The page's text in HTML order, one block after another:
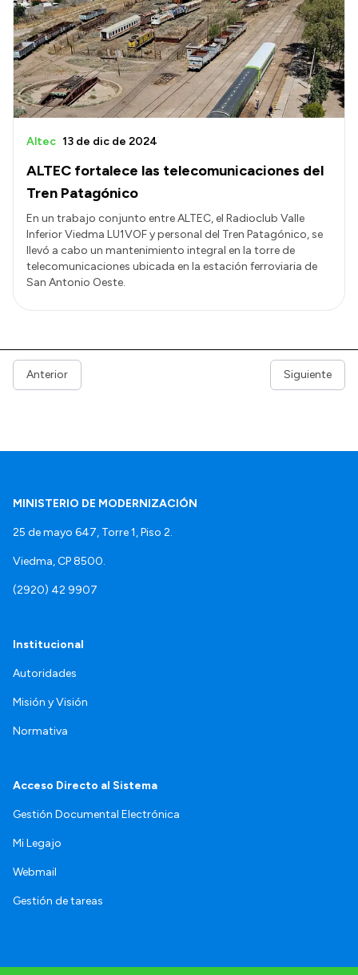
ALTEC fortalece las telecomunicaciones del
Tren Patagónico
Altec 13 de dic de 2024
En un trabajo conjunto entre ALTEC, el Radioclub Valle
Inferior Viedma LU1VOF y personal del Tren Patagónico, se
llevó a cabo un mantenimiento integral en la torre de
telecomunicaciones ubicada en la estación ferroviaria de
San Antonio Oeste.
Anterior Siguiente
MINISTERIO DE MODERNIZACIÓN
25 de mayo 647, Torre 1, Piso 2.
Viedma, CP 8500.
(2920) 42 9907
Institucional
Autoridades
Misión y Visión
Normativa
Acceso Directo al Sistema
Gestión Documental Electrónica
Mi Legajo
Webmail
Gestión de tareas